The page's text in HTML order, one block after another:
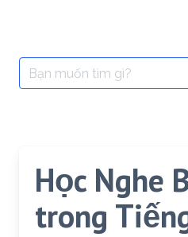
Search
for:
Học Nghe
trong